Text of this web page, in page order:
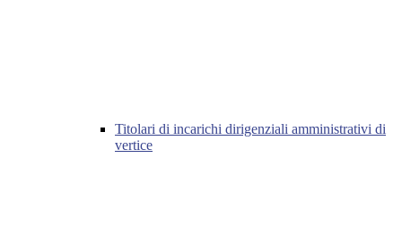
Titolari di incarichi dirigenziali amministrativi di
vertice